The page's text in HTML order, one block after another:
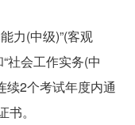
力(中级)”(客观
社会工作实务(中
续2个考试年度内通
。